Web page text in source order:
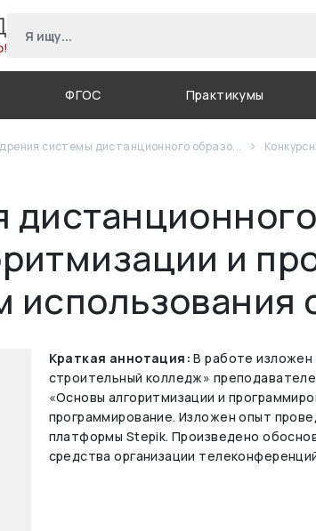
ФГОС Практикумы
системы дистанционного образо...
и
использования
Краткая аннотация: В работе изложен
строительный колледж»
«Основы алгоритмизации и
программирование. Изложен опыт
платформы Stepik. Произведено
средства организации